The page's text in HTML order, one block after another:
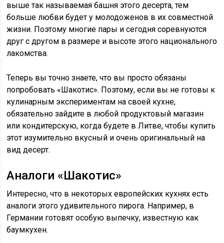
выше так называемая башня этого десерта, тем
больше любви будет у молодоженов в их совместной
жизни. Поэтому многие пары и сегодня соревнуются
друг с другом в размере и высоте этого национального
лакомства.
Теперь вы точно знаете, что вы просто обязаны
попробовать «Шакотис». Поэтому, если вы не готовы к
кулинарным экспериментам на своей кухне,
обязательно зайдите в любой продуктовый магазин
или кондитерскую, когда будете в Литве, чтобы купить
этот изумительно вкусный и очень оригинальный на
вид десерт.
Аналоги «Шакотис»
Интересно, что в некоторых европейских кухнях есть
аналоги этого удивительного пирога. Например, в
Германии готовят особую выпечку, известную как
баумкухен.